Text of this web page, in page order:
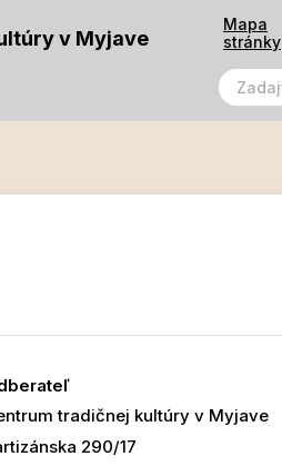
v Myjave
Mapa
stránky
tradičnej kultúry v Myjave
290/17